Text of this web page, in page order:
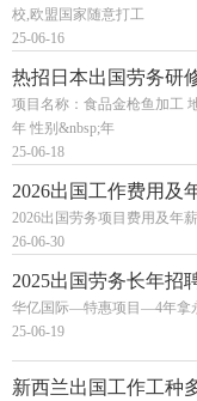
校,欧盟国家随意打工
25-06-16
热招日本出国劳务研
项目名称：食品金枪鱼加工
年 性别&nbsp;年
25-06-18
2026出国工作费用及
2026出国劳务项目费用及年
26-06-30
2025出国劳务长年招
华亿国际—特惠项目—4年
25-06-19
新西兰出国工作工种